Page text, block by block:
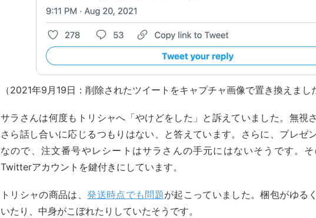
（2021年9月19日：削除されたツイートをキャプチャ画像で置き換えまし
サラさんは何度もトリシャへ「やけどをした」と訴えていました。無視
さら話し合いに応じるつもりはない、と答えています。さらに、プレゼ
なので、注文番号やレシートはサラさんの手元にはないそうです。
Twitterアカウントを鍵付きにしています。
トリシャの商品は、発送時点でも問題が起こっていました。梱包がゆる
いたり、中身がこぼれたりしていたそうです。